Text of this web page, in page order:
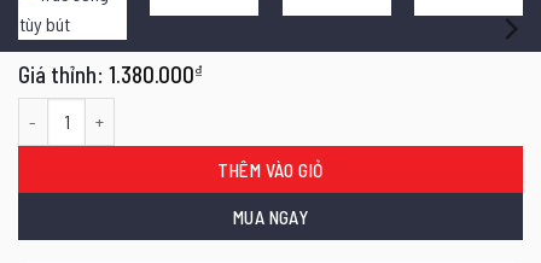
1.380.000₫
THÊM VÀO GIỎ
MUA NGAY